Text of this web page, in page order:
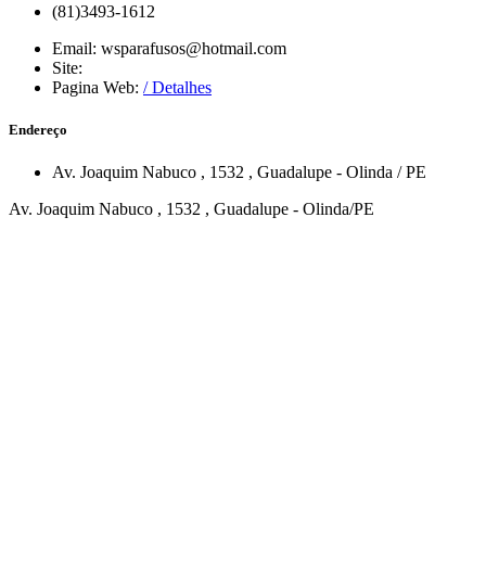
(81)3493-1612
Email: wsparafusos@hotmail.com
Site:
Pagina Web: / Detalhes
Endereço
Av. Joaquim Nabuco , 1532 , Guadalupe - Olinda /PE
Av. Joaquim Nabuco , 1532 , Guadalupe - Olinda/PE